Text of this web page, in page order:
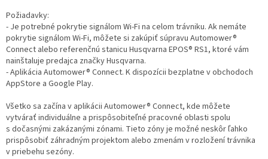
Požiadavky:
- Je potrebné pokrytie signálom Wi-Fi na celom trávniku. Ak nemáte
pokrytie signálom Wi-Fi, môžete si zakúpiť súpravu Automower®
Connect alebo referenčnú stanicu Husqvarna EPOS® RS1, ktoré vám
nainštaluje predajca značky Husqvarna.
- Aplikácia Automower® Connect. K dispozícii bezplatne v obchodoch
AppStore a Google Play.
Všetko sa začína v aplikácii Automower® Connect, kde môžete
vytvárať individuálne a prispôsobiteľné pracovné oblasti spolu
s dočasnými zakázanými zónami. Tieto zóny je možné neskôr ľahko
prispôsobiť záhradným projektom alebo zmenám v rozložení trávnika
v priebehu sezóny.